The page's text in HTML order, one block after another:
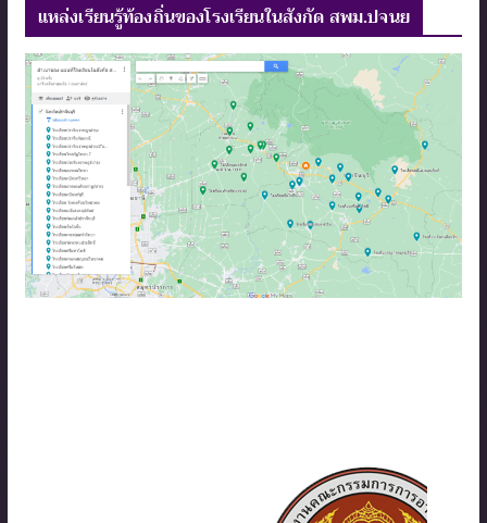
แหล่งเรียนรู้ท้องถิ่นของโรงเรียนในสังกัด สพม.ปจนย